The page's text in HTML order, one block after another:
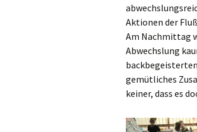
Aktionen der
Am Nachmittag
Abwechslung
gemütliches
keiner, dass es